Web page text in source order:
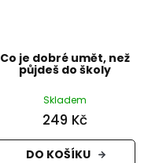
Co je dobré umět, než
půjdeš do školy
Skladem
249 Kč
DO KOŠÍKU